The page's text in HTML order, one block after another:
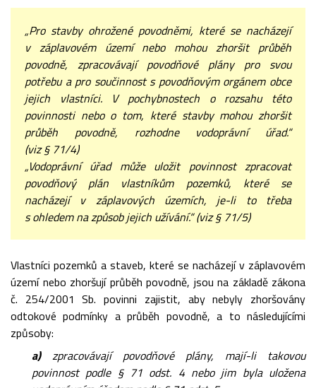
„Pro stavby ohrožené povodněmi, které se nacházejí
v záplavovém území nebo mohou zhoršit průběh
povodně, zpracovávají povodňové plány pro svou
potřebu a pro součinnost s povodňovým orgánem obce
jejich vlastníci. V pochybnostech o rozsahu této
povinnosti nebo o tom, které stavby mohou zhoršit
průběh povodně, rozhodne vodoprávní úřad.“
(viz § 71/4)
„Vodoprávní úřad může uložit povinnost zpracovat
povodňový plán vlastníkům pozemků, které se
nacházejí v záplavových územích, je-li to třeba
s ohledem na způsob jejich užívání.“ (viz § 71/5)
Vlastníci pozemků a staveb, které se nacházejí v záplavovém
území nebo zhoršují průběh povodně, jsou na základě zákona
č. 254/2001 Sb. povinni zajistit, aby nebyly zhoršovány
odtokové podmínky a průběh povodně, a to následujícími
způsoby:
a)zpracovávají povodňové plány, mají-li takovou
povinnost podle § 71 odst. 4 nebo jim byla uložena